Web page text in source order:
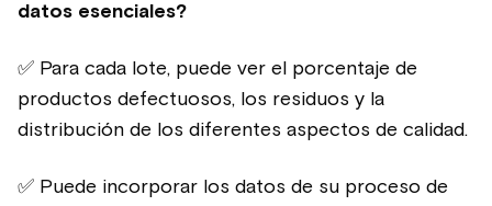
datos esenciales?
✅ Para cada lote, puede ver el porcentaje de
productos defectuosos, los residuos y la
distribución de los diferentes aspectos de calidad.
✅ Puede incorporar los datos de su proceso de